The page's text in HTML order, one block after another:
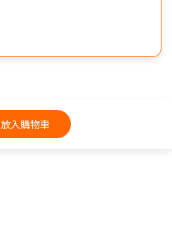
放入購物車